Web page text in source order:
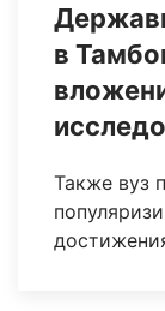
в
Также вуз